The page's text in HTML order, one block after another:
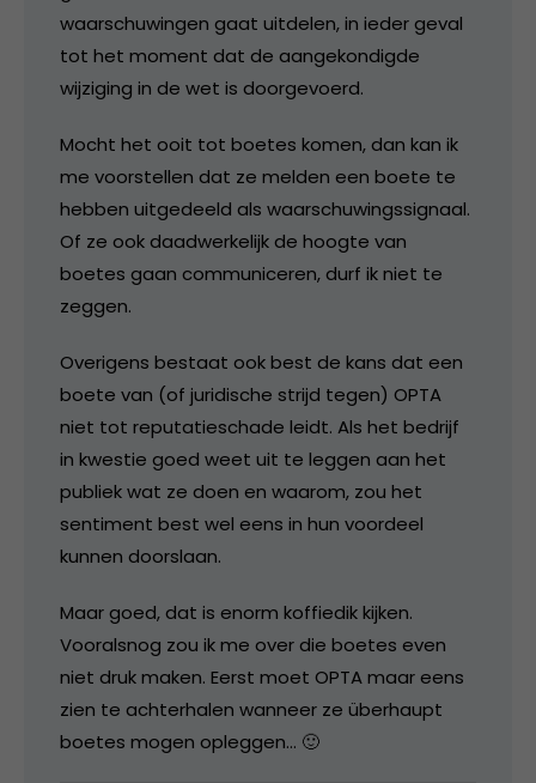
waarschuwingen gaat uitdelen, in ieder geval
tot het moment dat de aangekondigde
wijziging in de wet is doorgevoerd.
Mocht het ooit tot boetes komen, dan kan ik
me voorstellen dat ze melden een boete te
hebben uitgedeeld als waarschuwingssignaal.
Of ze ook daadwerkelijk de hoogte van
boetes gaan communiceren, durf ik niet te
zeggen.
Overigens bestaat ook best de kans dat een
boete van (of juridische strijd tegen) OPTA
niet tot reputatieschade leidt. Als het bedrijf
in kwestie goed weet uit te leggen aan het
publiek wat ze doen en waarom, zou het
sentiment best wel eens in hun voordeel
kunnen doorslaan.
Maar goed, dat is enorm koffiedik kijken.
Vooralsnog zou ik me over die boetes even
niet druk maken. Eerst moet OPTA maar eens
zien te achterhalen wanneer ze überhaupt
boetes mogen opleggen… 🙂